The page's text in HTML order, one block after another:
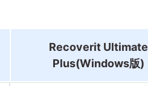
Recoverit Ultimate
Plus(Windows版)